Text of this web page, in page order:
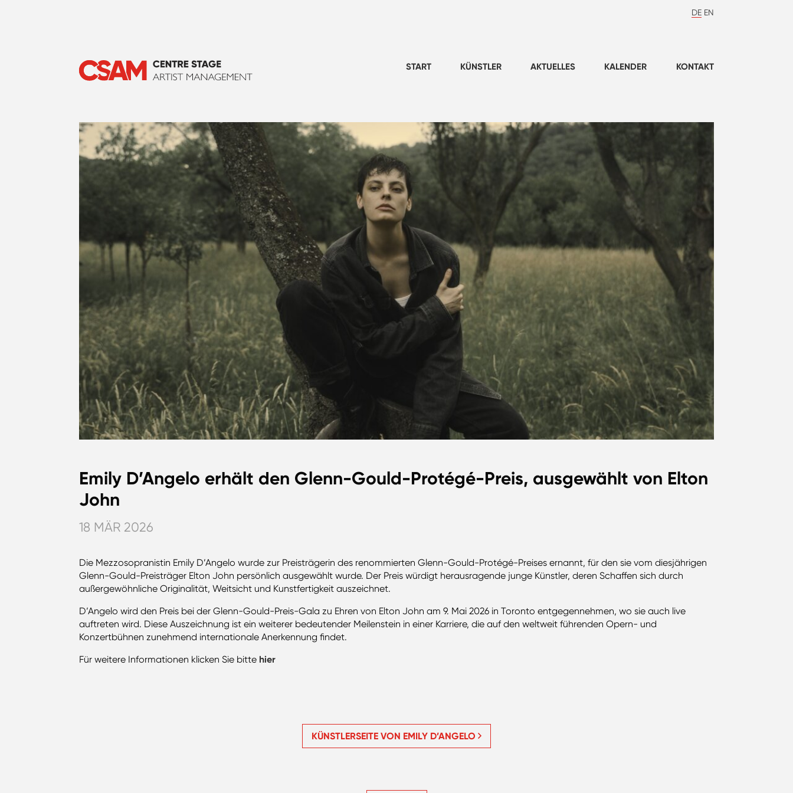
DE EN
START KÜNSTLER AKTUELLES KALENDER KONTAKT
Emily D’Angelo erhält den Glenn-Gould-Protégé-Preis, ausgewählt von Elton
John
18 MÄR 2026
Die Mezzosopranistin Emily D’Angelo wurde zur Preisträgerin des renommierten Glenn-Gould-Protégé-Preises ernannt, für den sie vom diesjährigen
Glenn-Gould-Preisträger Elton John persönlich ausgewählt wurde. Der Preis würdigt herausragende junge Künstler, deren Schaffen sich durch
außergewöhnliche Originalität, Weitsicht und Kunstfertigkeit auszeichnet.
D’Angelo wird den Preis bei der Glenn-Gould-Preis-Gala zu Ehren von Elton John am 9. Mai 2026 in Toronto entgegennehmen, wo sie auch live
auftreten wird. Diese Auszeichnung ist ein weiterer bedeutender Meilenstein in einer Karriere, die auf den weltweit führenden Opern- und
Konzertbühnen zunehmend internationale Anerkennung findet.
Für weitere Informationen klicken Sie bitte hier
KÜNSTLERSEITE VON EMILY D’ANGELO